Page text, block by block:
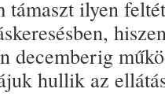
támaszt ilyen
decemberig
hullik az